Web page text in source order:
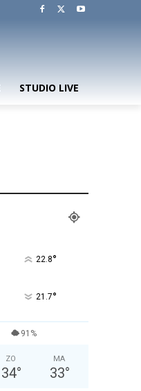
STUDIO LIVE
22.8°
21.7°
91%
ZO
34°
MA
33°